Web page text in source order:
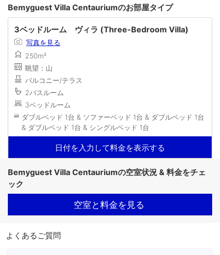
Bemyguest Villa Centauriumのお部屋タイプ
3ベッドルーム ヴィラ (Three-Bedroom Villa)
写真を見る
250m²
眺望：山
バルコニー/テラス
2バスルーム
3ベッドルーム
ダブルベッド 1台 & ソファーベッド 1台 & ダブルベッド 1台
& ダブルベッド 1台 & シングルベッド 1台
日付を入力して料金を表示する
Bemyguest Villa Centauriumの空室状況 & 料金をチェ
ック
空室と料金を見る
よくあるご質問